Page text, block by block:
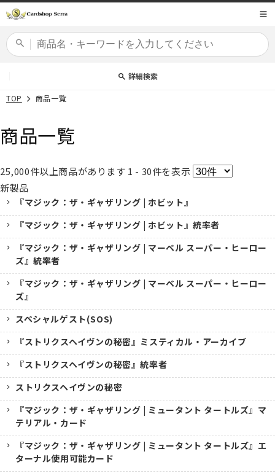
ンツに
詳細検索
商品コード
カードセット
TOP 商品一覧
商品一覧
25,000件以上商品があります 1 - 30件を表示
新製品
『マジック：ザ・ギャザリング | ホビット』
『マジック：ザ・ギャザリング | ホビット』統率者
『マジック：ザ・ギャザリング | マーベル スーパー・ヒーロー
ズ』統率者
『マジック：ザ・ギャザリング | マーベル スーパー・ヒーロー
ズ』
スペシャルゲスト(SOS)
『ストリクスヘイヴンの秘密』ミスティカル・アーカイブ
『ストリクスヘイヴンの秘密』統率者
ストリクスヘイヴンの秘密
『マジック：ザ・ギャザリング | ミュータント タートルズ』マ
テリアル・カード
『マジック：ザ・ギャザリング | ミュータント タートルズ』エ
ターナル使用可能カード